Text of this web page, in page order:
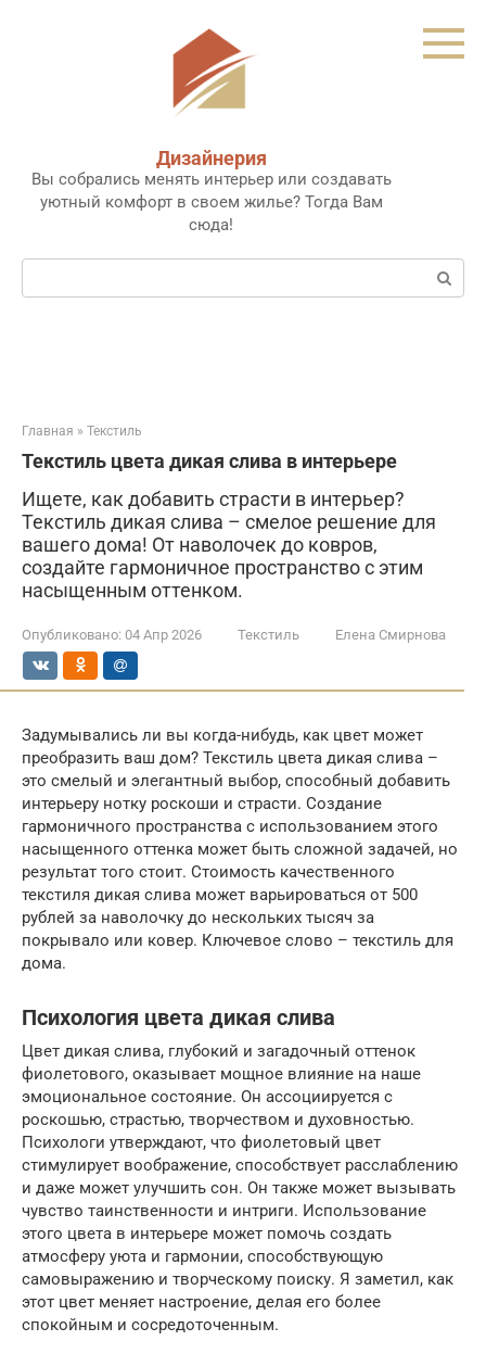
Дизайнерия
Вы собрались менять интерьер или создавать
уютный комфорт в своем жилье? Тогда Вам
сюда!
Поиск:
Главная » Текстиль
Текстиль цвета дикая слива в интерьере
Ищете, как добавить страсти в интерьер?
Текстиль дикая слива – смелое решение для
вашего дома! От наволочек до ковров,
создайте гармоничное пространство с этим
насыщенным оттенком.
Опубликовано: 04 Апр 2026 Текстиль Елена Смирнова
Задумывались ли вы когда-нибудь, как цвет может
преобразить ваш дом? Текстиль цвета дикая слива –
это смелый и элегантный выбор, способный добавить
интерьеру нотку роскоши и страсти. Создание
гармоничного пространства с использованием этого
насыщенного оттенка может быть сложной задачей, но
результат того стоит. Стоимость качественного
текстиля дикая слива может варьироваться от 500
рублей за наволочку до нескольких тысяч за
покрывало или ковер. Ключевое слово – текстиль для
дома.
Психология цвета дикая слива
Цвет дикая слива, глубокий и загадочный оттенок
фиолетового, оказывает мощное влияние на наше
эмоциональное состояние. Он ассоциируется с
роскошью, страстью, творчеством и духовностью.
Психологи утверждают, что фиолетовый цвет
стимулирует воображение, способствует расслаблению
и даже может улучшить сон. Он также может вызывать
чувство таинственности и интриги. Использование
этого цвета в интерьере может помочь создать
атмосферу уюта и гармонии, способствующую
самовыражению и творческому поиску. Я заметил, как
этот цвет меняет настроение, делая его более
спокойным и сосредоточенным.